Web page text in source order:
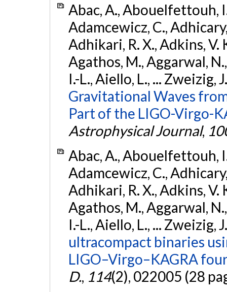
Abac, A., Abouelfettouh,
Adamcewicz, C.,
Adhikari, R. X., Adkins, V.
Agathos, M., Aggarwal,
I.-L., Aiello, L., ... Zweizig,
Gravitational Waves
Part of the LIGO-Virgo-
Astrophysical Journal,
Abac, A., Abouelfettouh,
Adamcewicz, C.,
Adhikari, R. X., Adkins, V.
Agathos, M., Aggarwal,
I.-L., Aiello, L., ... Zweizig,
ultracompact binaries
LIGO–Virgo–KAGRA
D., 114(2), 022005 (28